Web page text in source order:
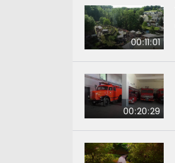
00:11:01
00:20:29